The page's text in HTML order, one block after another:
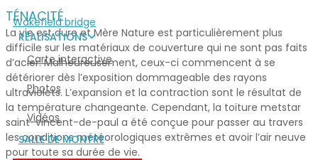
Wakefield bridge
RÉALISATIONS
Carte interactive
Photos
Vidéos
SALLE DE MONTRE
TÉNACITÉ
La vie est dure et Mère Nature est particulièrement plus
difficile sur les matériaux de couverture qui ne sont pas faits
d’acier. Malheureusement, ceux-ci commencent à se
détériorer dès l’exposition dommageable des rayons
ultraviolets. L’expansion et la contraction sont le résultat de
la température changeante. Cependant, la toiture metstar
saint-vincent-de-paul a été conçue pour passer au travers
les conditions météorologiques extrêmes et avoir l’air neuve
pour toute sa durée de vie.